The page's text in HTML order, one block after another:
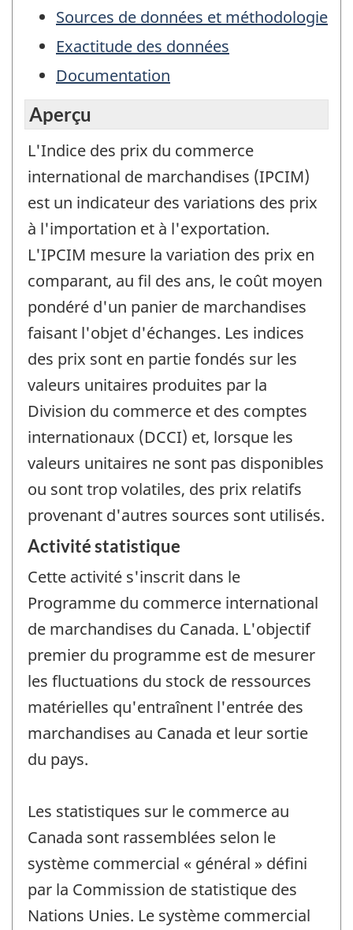
Sources de données et méthodologie
Exactitude des données
Documentation
Aperçu
L'Indice des prix du commerce
international de marchandises (IPCIM)
est un indicateur des variations des prix
à l'importation et à l'exportation.
L'IPCIM mesure la variation des prix en
comparant, au fil des ans, le coût moyen
pondéré d'un panier de marchandises
faisant l'objet d'échanges. Les indices
des prix sont en partie fondés sur les
valeurs unitaires produites par la
Division du commerce et des comptes
internationaux (DCCI) et, lorsque les
valeurs unitaires ne sont pas disponibles
ou sont trop volatiles, des prix relatifs
provenant d'autres sources sont utilisés.
Activité statistique
Cette activité s'inscrit dans le
Programme du commerce international
de marchandises du Canada. L'objectif
premier du programme est de mesurer
les fluctuations du stock de ressources
matérielles qu'entraînent l'entrée des
marchandises au Canada et leur sortie
du pays.
Les statistiques sur le commerce au
Canada sont rassemblées selon le
système commercial « général » défini
par la Commission de statistique des
Nations Unies. Le système commercial